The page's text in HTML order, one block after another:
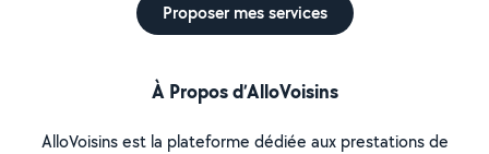
Proposer mes services
À Propos d’AlloVoisins
AlloVoisins est la plateforme dédiée aux prestations de